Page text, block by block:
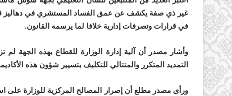
غير ذي صفة يكشف عن عمق الفساد المستشري في دهاليز
في قرارات وتصرفات إدارية خلافا لما يرسمه القانون.
وأشار مصدر أن آلية إدارة الوزارة للقطاع بهذه الجهة
التمديد المتكرر والمتتالي للتكليف بتسيير شؤون هذه
ورأى مصدر مطلع أن إصرار المصالح المركزية للوزارة على